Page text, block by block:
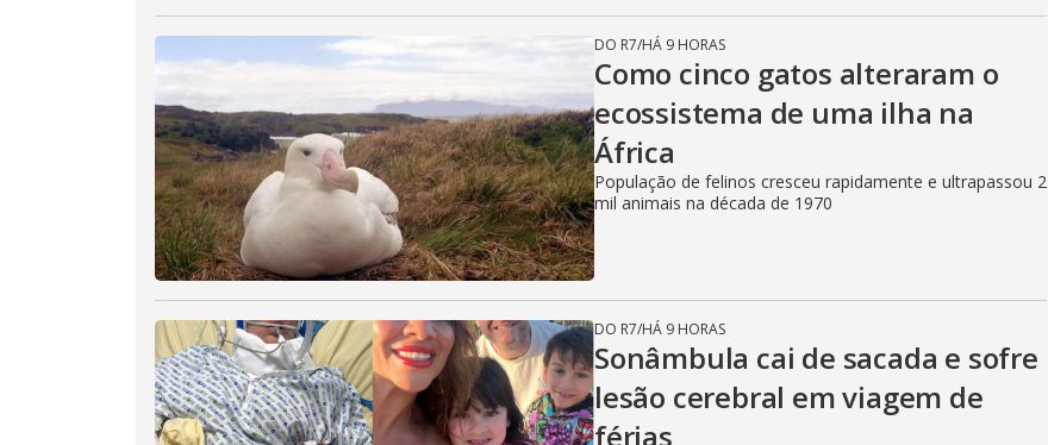
DO R7/HÁ 9 HORAS
Como cinco gatos alteraram o
ecossistema de uma ilha na
África
População de felinos cresceu rapidamente e ultrapassou 2
mil animais na década de 1970
DO R7/HÁ 9 HORAS
Sonâmbula cai de sacada e sofre
lesão cerebral em viagem de
férias